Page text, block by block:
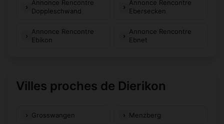
Annonce Rencontre
Doppleschwand
Annonce Rencontre
Ebersecken
Annonce Rencontre
Ebikon
Annonce Rencontre
Ebnet
Villes proches de Dierikon
Grosswangen Menzberg